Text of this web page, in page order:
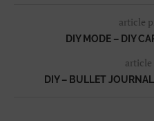
article
DIY MODE – DIY
DIY – BULLET